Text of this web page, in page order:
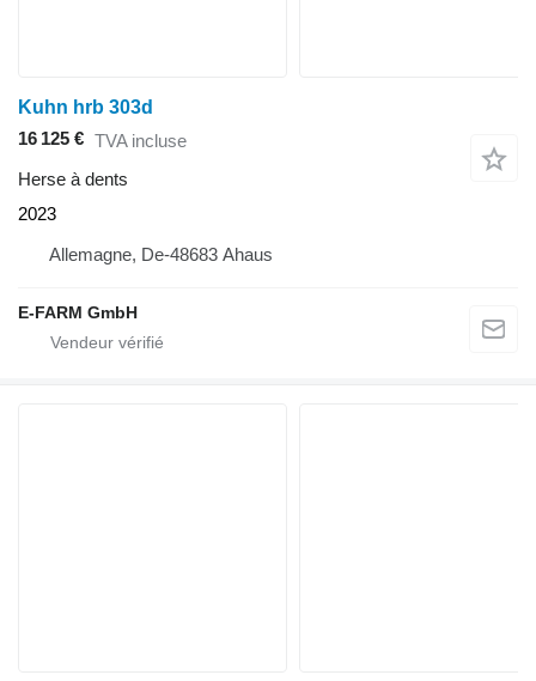
Kuhn hrb 303d
16 125 € TVA incluse
Herse à dents
2023
Allemagne, De-48683 Ahaus
E-FARM GmbH